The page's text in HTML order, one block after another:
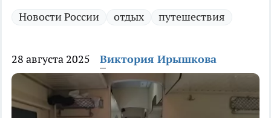
Новости России отдых путешествия
28 августа 2025 Виктория Ирышкова